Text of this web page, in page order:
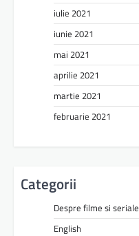
iulie 2021
iunie 2021
mai 2021
aprilie 2021
martie 2021
februarie 2021
Categorii
Despre filme si seriale
English